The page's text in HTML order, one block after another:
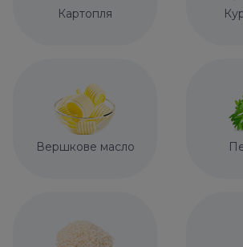
Картопля
Вершкове масло